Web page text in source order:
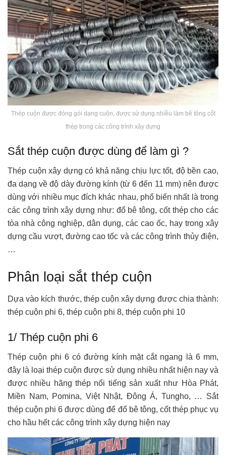
Thép cuộn được đóng gói dạng cuộn, được sử dụng nhiều làm bê tông cốt
thép trong các công trình xây dựng
Sắt thép cuộn được dùng để làm gì ?
Thép cuộn xây dựng có khả năng chịu lực tốt, độ bền cao,
đa dạng về độ dày đường kính (từ 6 đến 11 mm) nên được
dùng với nhiều mục đích khác nhau, phổ biến nhất là trong
các công trình xây dựng như: đổ bê tông, cốt thép cho các
tòa nhà công nghiệp, dân dụng, các cao ốc, hay trong xây
dựng cầu vượt, đường cao tốc và các công trình thủy điện,
…
Phân loại sắt thép cuộn
Dựa vào kích thước, thép cuộn xây dựng được chia thành:
thép cuộn phi 6, thép cuộn phi 8, thép cuộn phi 10
1/ Thép cuộn phi 6
Thép cuộn phi 6 có đường kính mặt cắt ngang là 6 mm,
đây là loại thép cuộn được sử dụng nhiều nhất hiện nay và
được nhiều hãng thép nổi tiếng sản xuất như Hòa Phát,
Miền Nam, Pomina, Việt Nhật, Đông Á, Tungho, … Sắt
thép cuộn phi 6 được dùng để đổ bê tông, cốt thép phục vụ
cho hầu hết các công trình xây dựng hiện nay